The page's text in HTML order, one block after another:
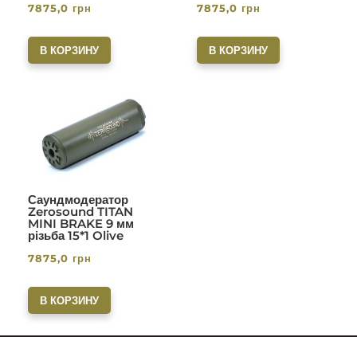
7875,0 грн
В КОРЗИНУ
7875,0 грн
В КОРЗИНУ
Саундмодератор
Zerosound TITAN
MINI BRAKE 9 мм
різьба 15*1 Olive
7875,0 грн
В КОРЗИНУ